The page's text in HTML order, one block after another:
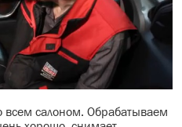
салоном. Обрабатываем